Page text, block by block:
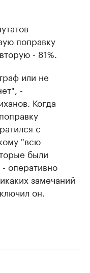
поправку
- 81%.
или не
-
Когда
с
"всю
были
оперативно
замечаний
он.